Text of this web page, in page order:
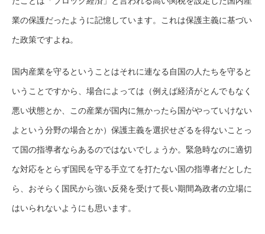
業の保護だったように記憶しています。これは保護主義に基づい
た政策ですよね。
国内産業を守るということはそれに連なる自国の人たちを守ると
いうことですから、場合によっては（例えば経済がとんでもなく
悪い状態とか、この産業が国内に無かったら国がやっていけない
よという分野の場合とか）保護主義を選択せざるを得ないことっ
て国の指導者ならあるのではないでしょうか。緊急時なのに適切
な対応をとらず国民を守る手立てを打たない国の指導者だとした
ら、おそらく国民から強い反発を受けて長い期間為政者の立場に
はいられないようにも思います。